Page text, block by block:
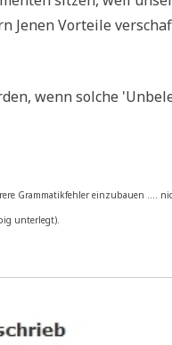
Jenen Vor­tei­le
wenn sol­che
Gram­ma­tik­feh­ler ein­zu­bau­en ....
unterlegt).